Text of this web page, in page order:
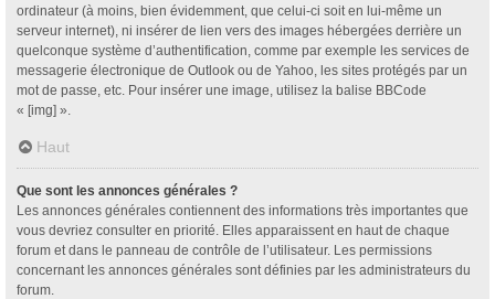
ordinateur (à moins, bien évidemment, que celui-ci soit en lui-même un
serveur internet), ni insérer de lien vers des images hébergées derrière un
quelconque système d’authentification, comme par exemple les services de
messagerie électronique de Outlook ou de Yahoo, les sites protégés par un
mot de passe, etc. Pour insérer une image, utilisez la balise BBCode
« [img] ».
Haut
Que sont les annonces générales ?
Les annonces générales contiennent des informations très importantes que
vous devriez consulter en priorité. Elles apparaissent en haut de chaque
forum et dans le panneau de contrôle de l’utilisateur. Les permissions
concernant les annonces générales sont définies par les administrateurs du
forum.